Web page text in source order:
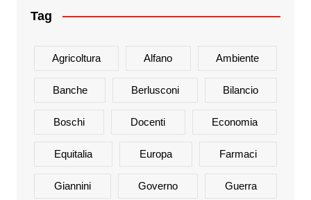
Tag
Agricoltura Alfano Ambiente
Banche Berlusconi Bilancio
Boschi Docenti Economia
Equitalia Europa Farmaci
Giannini Governo Guerra